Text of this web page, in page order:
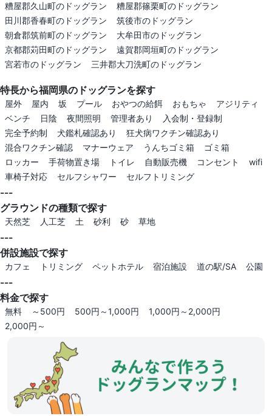
糟屋郡久山町のドッグラン
糟屋郡篠栗町のドッグラン
田川郡香春町のドッグラン
筑後市のドッグラン
朝倉郡筑前町のドッグラン
大牟田市のドッグラン
京都郡苅田町のドッグラン
遠賀郡岡垣町のドッグラン
宮若市のドッグラン
三井郡大刀洗町のドッグラン
特長から福岡県のドッグランを探す
屋外 屋内 坂 プール おやつの給餌 おもちゃ
アジリティ
ベンチ
日陰 夜間照明 管理者あり
入会制・登録制
完全予約制
犬鑑札確認あり
狂犬病ワクチン確認あり
混合ワクチン確認
マナーウェア うんちゴミ箱
ゴミ箱
ロッカー
手荷物置き場 トイレ 自動販売機 コンセント
wifi
車椅子対応
セルフシャワー セルフトリミング
---
グラウンドの種類で探す
天然芝 人工芝 土 砂利 砂 草地
---
併設施設で探す
カフェ トリミング ペットホテル 宿泊施設 道の駅/SA 公園
---
料金で探す
無料 ～500円 500円～1,000円
1,000円～2,000円
2,000円～